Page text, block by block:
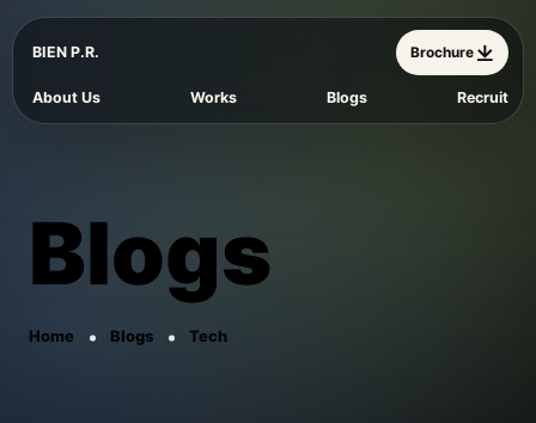
BIEN P.R.
About Us Works Blogs Recruit
Brochure
Blogs
Home Blogs Tech